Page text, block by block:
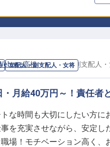
支配人・副支配人・女将
高松の支配人・副支配人
・月給40万円～！責任者
な時間も大切にしたい方
を充実させながら、安定
場！モチベーション高く、